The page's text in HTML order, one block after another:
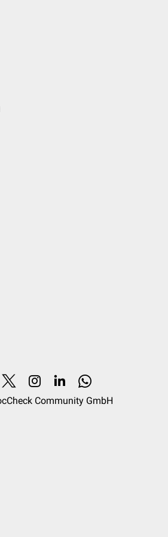
Community GmbH